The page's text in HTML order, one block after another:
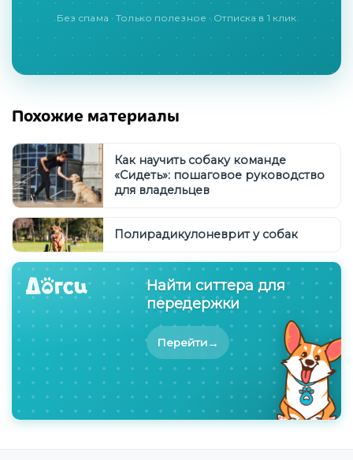
Без спама · Только полезное · Отписка в 1 клик
Похожие материалы
Как научить собаку команде
«Сидеть»: пошаговое руководство
для владельцев
Полирадикулоневрит у собак
Найти ситтера для
передержки
Перейти→